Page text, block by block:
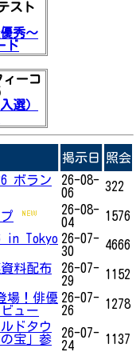
スト
秀～
ド
ーコ
選）
掲示日 照会
ボラン
26-08-
06
322
26-08-
04
1576
in Tokyo 26-07-
30
4666
料配布
26-07-
29
1152
場！俳優
ュー
26-07-
26
1278
ドタウ
宝」参
26-07-
24
1137